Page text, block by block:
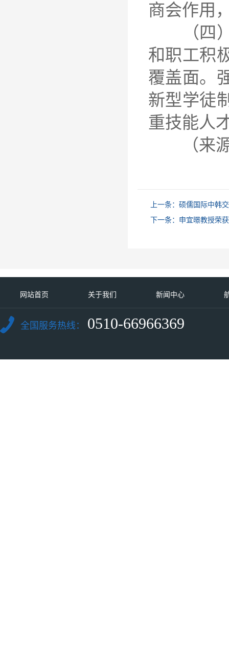
商会作用
（四）
和职工积
覆盖面。
新型学徒
重技能人
（来源
上一条： 硕儒国际中韩
下一条： 申宜暻教授荣
网站首页 关于我们 新闻中心
全国服务热线： 0510-66966369